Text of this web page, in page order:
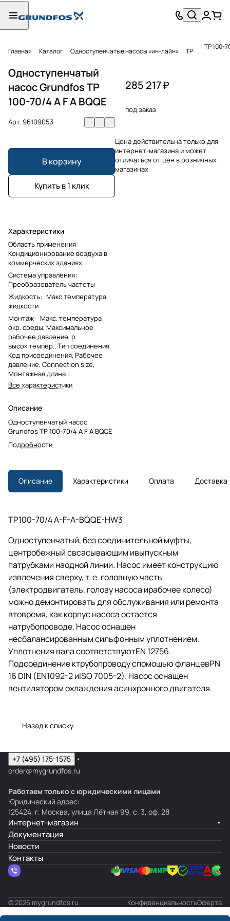
Главная Каталог Одноступенчатые насосы «ин-лайн» TP TP 100-
Одноступенчатый
насос Grundfos TP
100-70/4 A F A BQQE
Арт.96109053
В корзину
Купить в 1 клик
Характеристики
Область применения:
Кондиционирование воздуха в
коммерческих зданиях
Система управления:
Преобразователь частоты
Жидкость: Макс.температура
жидкости
Монтаж: Макс. температура
окр. среды, Максимальное
рабочее давление, p
высок.темпер., Тип соединения,
Код присоединения, Рабочее
давление, Connection size,
Монтажная длина l.
Все характеристики
Описание
Одноступенчатый насос
Grundfos TP 100-70/4 A F A BQQE
Подробности
285 217 ₽
под заказ
Цена действительна только для
интернет-магазина и может
отличаться от цен в розничных
магазинах
Описание Характеристики Оплата Доставка
TP100-70/4 A-F-A-BQQE-HW3
Одноступенчатый, без соединительной муфты,
центробежный свсасывающим ивыпускным
патрубками наодной линии. Насос имеет конструкцию
извлечения сверху,т. е. головную часть
(электродвигатель, голову насоса ирабочее колесо)
можно демонтировать для обслуживания или ремонта
втовремя, как корпус насоса остается
натрубопроводе. Насос оснащен
несбалансированным сильфонным уплотнением.
Уплотнения вала соответствуютEN 12756.
Подсоединение ктрубопроводу спомощью фланцевPN
16 DIN (EN1092-2 иISO 7005-2). Насос оснащен
вентилятором охлаждения асинхронного двигателя.
Назад к списку
+7 (495) 175-1575
order@mygrundfos.ru
Работаем только с юридическими лицами
Юридический адрес:
125424, г. Москва, улица Лётная 99, с. 3, оф. 28
Интернет-магазин
Документация
Новости
Контакты
© 2026 mygrundfos.ru КонфиденциальностьОферта